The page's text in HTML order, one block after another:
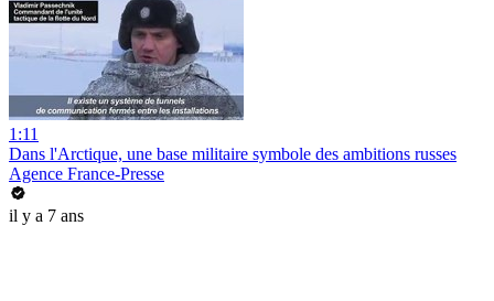
1:11
Dans l'Arctique, une base militaire symbole des ambitions russes
Agence France-Presse
il y a 7 ans